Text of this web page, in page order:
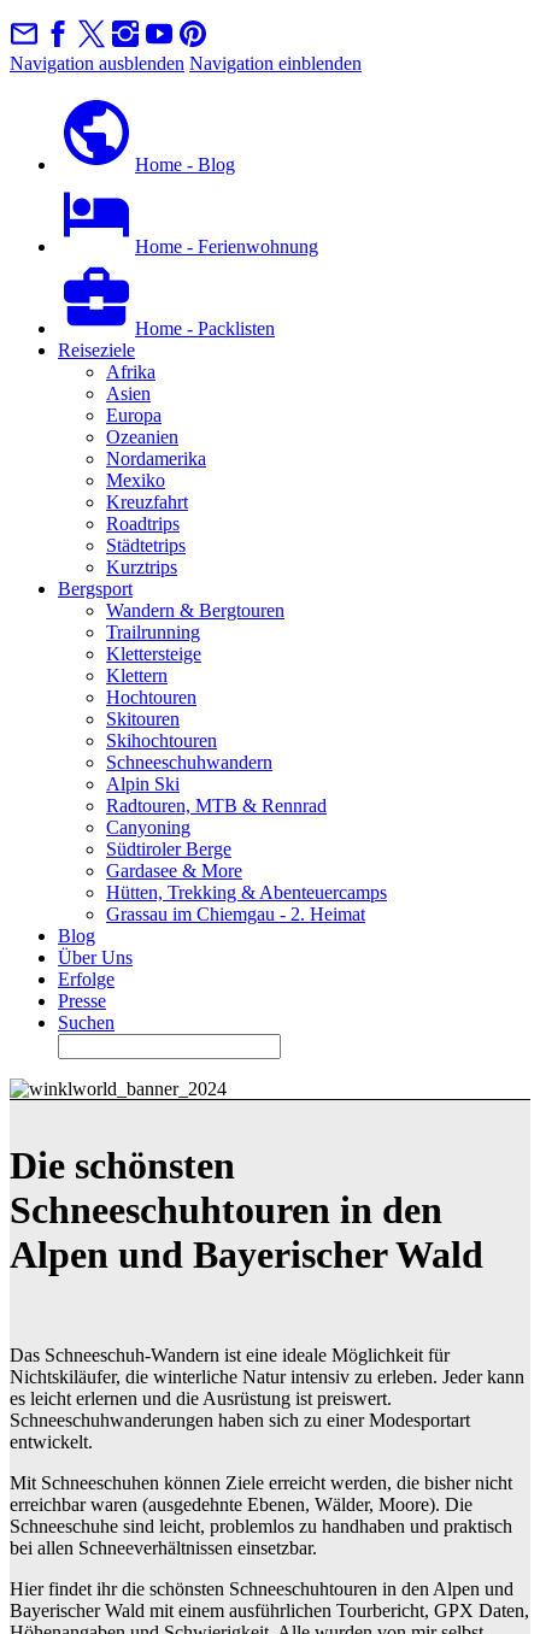
Navigation ausblenden Navigation einblenden
Home - Blog
Home - Ferienwohnung
Home - Packlisten
Reiseziele
Afrika
Asien
Europa
Ozeanien
Nordamerika
Mexiko
Kreuzfahrt
Roadtrips
Städtetrips
Kurztrips
Bergsport
Wandern & Bergtouren
Trailrunning
Klettersteige
Klettern
Hochtouren
Skitouren
Skihochtouren
Schneeschuhwandern
Alpin Ski
Radtouren, MTB & Rennrad
Canyoning
Südtiroler Berge
Gardasee & More
Hütten, Trekking & Abenteuercamps
Grassau im Chiemgau - 2. Heimat
Blog
Über Uns
Erfolge
Presse
Suchen
Die schönsten
Schneeschuhtouren in den
Alpen und Bayerischer Wald
Das Schneeschuh-Wandern ist eine ideale Möglichkeit für
Nichtskiläufer, die winterliche Natur intensiv zu erleben. Jeder kann
es leicht erlernen und die Ausrüstung ist preiswert.
Schneeschuhwanderungen haben sich zu einer Modesportart
entwickelt.
Mit Schneeschuhen können Ziele erreicht werden, die bisher nicht
erreichbar waren (ausgedehnte Ebenen, Wälder, Moore). Die
Schneeschuhe sind leicht, problemlos zu handhaben und praktisch
bei allen Schneeverhältnissen einsetzbar.
Hier findet ihr die schönsten Schneeschuhtouren in den Alpen und
Bayerischer Wald mit einem ausführlichen Tourbericht, GPX Daten,